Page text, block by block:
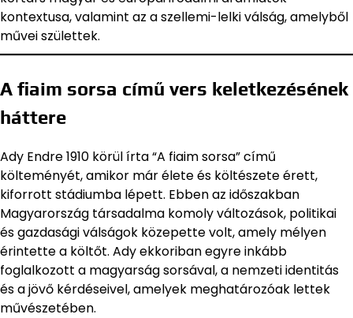
kontextusa, valamint az a szellemi-lelki válság, amelyből
művei születtek.
A fiaim sorsa című vers keletkezésének
háttere
Ady Endre 1910 körül írta “A fiaim sorsa” című
költeményét, amikor már élete és költészete érett,
kiforrott stádiumba lépett. Ebben az időszakban
Magyarország társadalma komoly változások, politikai
és gazdasági válságok közepette volt, amely mélyen
érintette a költőt. Ady ekkoriban egyre inkább
foglalkozott a magyarság sorsával, a nemzeti identitás
és a jövő kérdéseivel, amelyek meghatározóak lettek
művészetében.